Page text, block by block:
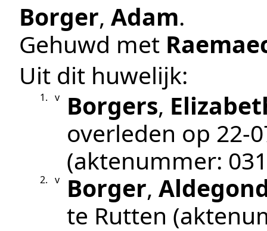
Borger, Adam.
Gehuwd met
Uit dit huwelijk:
1. v Borgers,
overleden op
(aktenummer: 031
2. v Borger,
te Rutten